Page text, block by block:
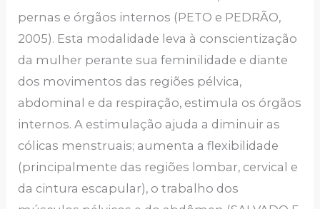
pernas e órgãos internos (PETO e PEDRÃO,
2005). Esta modalidade leva à conscientização
da mulher perante sua feminilidade e diante
dos movimentos das regiões pélvica,
abdominal e da respiração, estimula os órgãos
internos. A estimulação ajuda a diminuir as
cólicas menstruais; aumenta a flexibilidade
(principalmente das regiões lombar, cervical e
da cintura escapular), o trabalho dos